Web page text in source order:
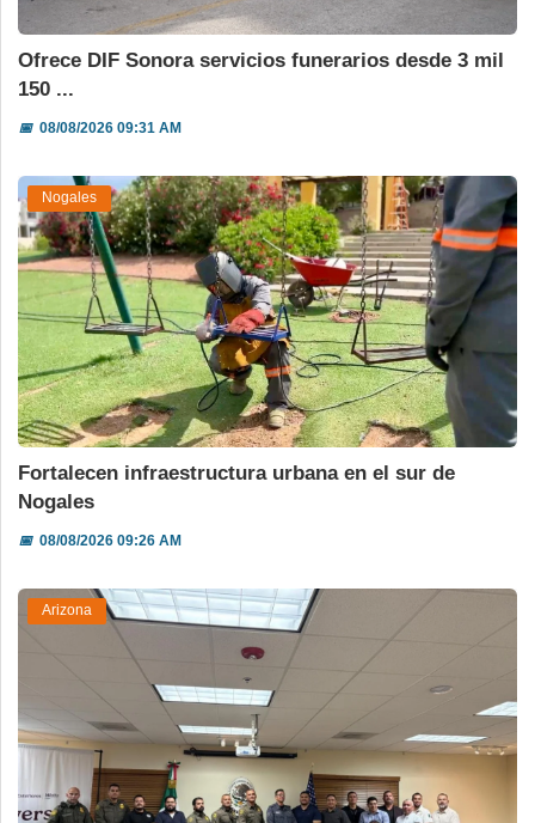
Ofrece DIF Sonora servicios funerarios desde 3 mil
150 ...
📅08/08/2026 09:31 AM
Nogales
Fortalecen infraestructura urbana en el sur de
Nogales
📅08/08/2026 09:26 AM
Arizona